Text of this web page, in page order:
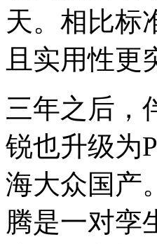
天。相比标
且实用性更
三年之后，
锐也升级为
海大众国产
腾是一对孪